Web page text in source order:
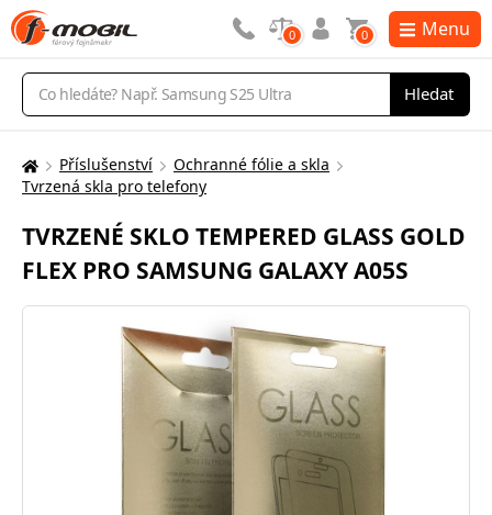
Vyhledávání
Hledat
0 0 Menu
Zde
nacházíte:
Příslušenství
Ochranné fólie a skla
Tvrzená skla pro telefony
TVRZENÉ SKLO TEMPERED GLASS GOLD
FLEX PRO SAMSUNG GALAXY A05S